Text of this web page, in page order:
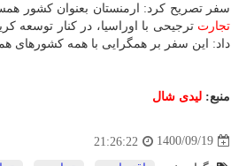
سفر تصریح کرد: ارمنستان بعنوان کشور
تجارت ترجیحی با اوراسیا، در کنار توسعه
داد: این سفر بر همگرایی با همه کشورهای
منبع: لیدی شال
1400/09/19
21:26:22